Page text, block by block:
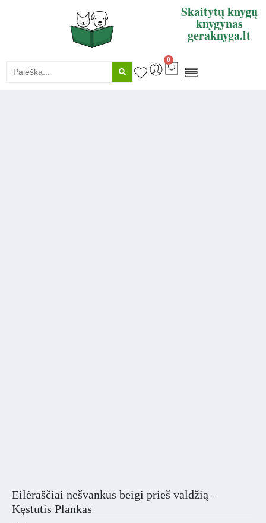
Skaitytų knygų
knygynas
geraknyga.lt
0
Eilėraščiai nešvankūs beigi prieš valdžią –
Kęstutis Plankas